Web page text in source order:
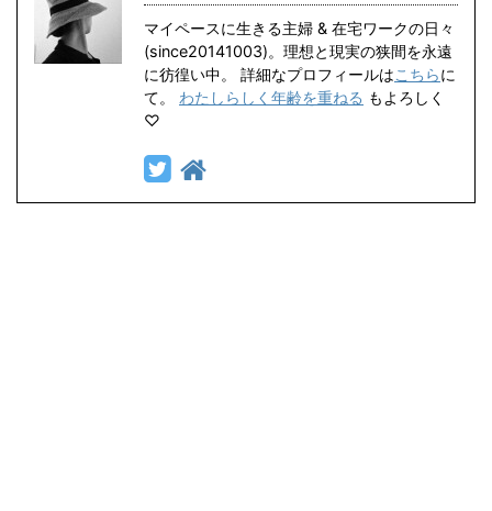
マイペースに生きる主婦 & 在宅ワークの日々
(since20141003)。理想と現実の狭間を永遠
に彷徨い中。 詳細なプロフィールはこちらに
て。 わたしらしく年齢を重ねる もよろしく
♡